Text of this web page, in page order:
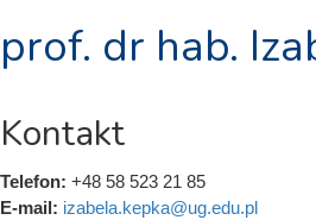
prof. dr hab.
Kontakt
Telefon: +48 58 523 21 85
E-mail: izabela.kepka@ug.edu.pl